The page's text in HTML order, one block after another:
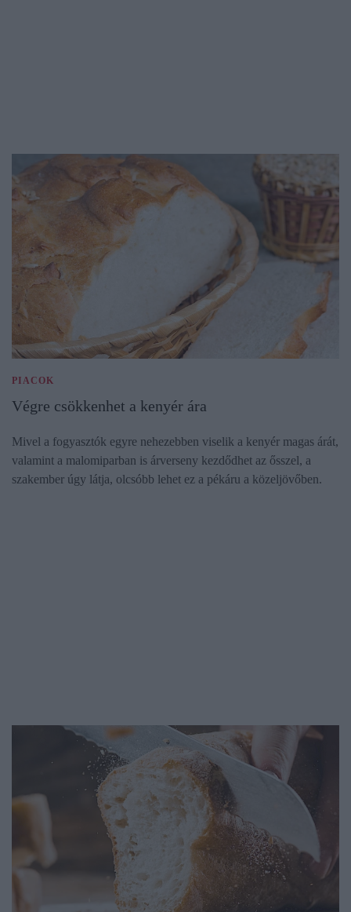
PIACOK
Végre csökkenhet a kenyér ára
Mivel a fogyasztók egyre nehezebben viselik a kenyér magas árát,
valamint a malomiparban is árverseny kezdődhet az ősszel, a
szakember úgy látja, olcsóbb lehet ez a pékáru a közeljövőben.